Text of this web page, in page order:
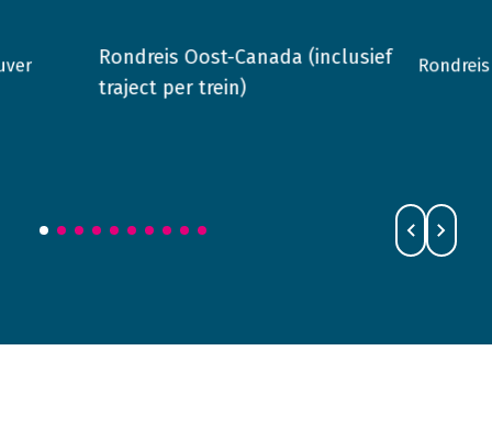
2015 Canada
Rondreis Oost-Canada (inclusief
traject per trein)
2016